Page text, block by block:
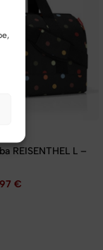
REISENTHEL L –
€